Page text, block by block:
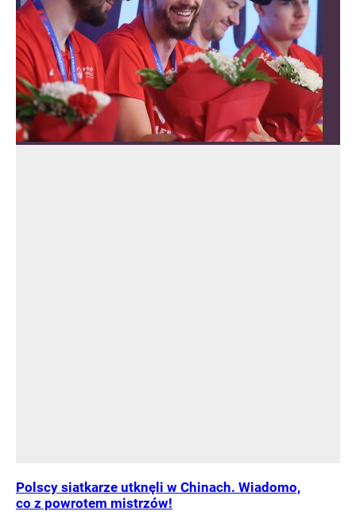
Polscy siatkarze utknęli w Chinach. Wiadomo,
co z powrotem mistrzów!